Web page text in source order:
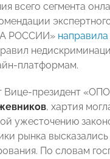
всего сегмента
РОССИИ» направила
платформам.
Вице-президент
, хартия
ужесточению
рынка высказались
По словам